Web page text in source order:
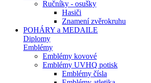
Ručníky - osušky
Hasiči
Znamení zvěrokruhu
POHÁRY a MEDAILE
Diplomy
Emblémy
Emblémy kovové
Emblémy UVHQ potisk
Emblémy čísla